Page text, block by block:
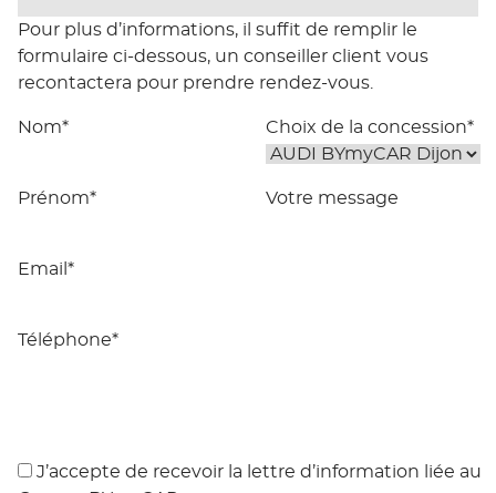
Pour plus d’informations, il suffit de remplir le
formulaire ci-dessous, un conseiller client vous
recontactera pour prendre rendez-vous.
Nom*
Prénom*
Email*
Téléphone*
Choix de la concession*
Votre message
J’accepte de recevoir la lettre d’information liée au